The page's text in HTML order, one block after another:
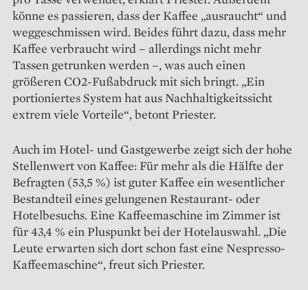
könne es passieren, dass der Kaffee „ausraucht“ und
weggeschmissen wird. Beides führt dazu, dass mehr
Kaffee verbraucht wird – allerdings nicht mehr
Tassen getrunken werden –, was auch einen
größeren CO2-Fußabdruck mit sich bringt. „Ein
portioniertes System hat aus Nachhaltigkeitssicht
extrem viele Vorteile“, betont Priester.
Auch im Hotel- und Gast­gewerbe zeigt sich der hohe
Stellenwert von Kaffee: Für mehr als die Hälfte der
Befragten (53,5 %) ist guter Kaffee ein wesentlicher
Bestandteil eines gelungenen Restaurant- oder
Hotelbesuchs. Eine Kaffeemaschine im Zimmer ist
für 43,4 % ein Pluspunkt bei der Hotelauswahl. „Die
Leute erwarten sich dort schon fast eine Nespresso-
Kaffeemaschine“, freut sich Priester.